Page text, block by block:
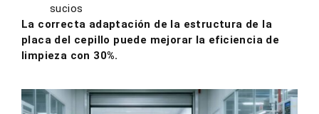
sucios
La correcta adaptación de la estructura de la
placa del cepillo puede mejorar la eficiencia de
limpieza con 30%.